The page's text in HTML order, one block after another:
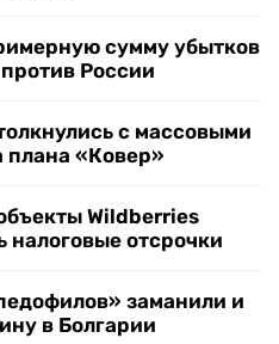
сумму убытков
России
с массовыми
плана «Ковер»
Wildberries
налоговые отсрочки
заманили и
в Болгарии